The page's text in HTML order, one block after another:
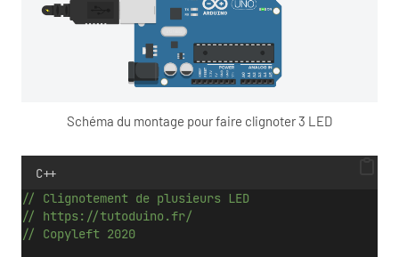
Schéma du montage pour faire clignoter 3 LED
C++
// Clignotement de plusieurs LED
// https://tutoduino.fr/
// Copyleft 2020